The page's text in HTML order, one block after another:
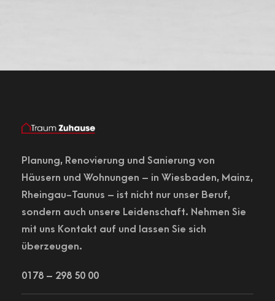
Planung, Renovierung und Sanierung von
Häusern und Wohnungen – in Wiesbaden, Mainz,
Rheingau-Taunus – ist nicht nur unser Beruf,
sondern auch unsere Leidenschaft. Nehmen Sie
mit uns Kontakt auf und lassen Sie sich
überzeugen.
0178 – 298 50 00